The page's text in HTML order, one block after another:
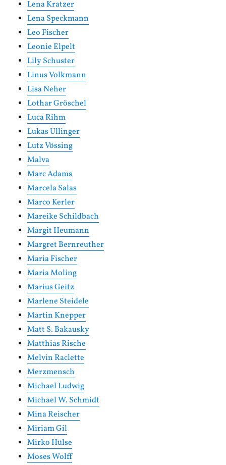
Lena Kratzer
Lena Speckmann
Leo Fischer
Leonie Elpelt
Lily Schuster
Linus Volkmann
Lisa Neher
Lothar Gröschel
Luca Rihm
Lukas Ullinger
Lutz Vössing
Malva
Marc Adams
Marcela Salas
Marco Kerler
Mareike Schildbach
Margit Heumann
Margret Bernreuther
Maria Fischer
Maria Moling
Marius Geitz
Marlene Steidele
Martin Knepper
Matt S. Bakausky
Matthias Rische
Melvin Raclette
Merzmensch
Michael Ludwig
Michael W. Schmidt
Mina Reischer
Miriam Gil
Mirko Hülse
Moses Wolff